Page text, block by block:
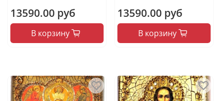
13590.00 руб
В корзину
13590.00 руб
В корзину